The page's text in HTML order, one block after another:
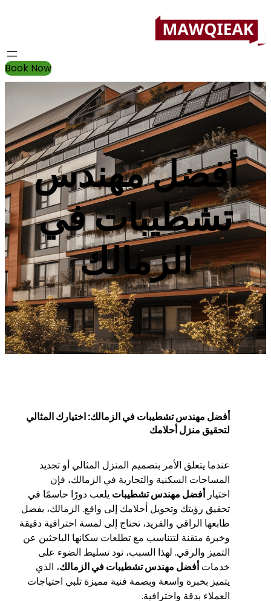
Book Now
أفضل مهندس
تشطيبات في
الزمالك
أفضل مهندس تشطيبات في الزمالك: اختيارك المثالي
لتحقيق منزل أحلامك
عندما يتعلق الأمر بتصميم المنزل المثالي أو تجديد
المساحات السكنية والتجارية في الزمالك، فإن
اختيارأفضل مهندس تشطيبات يلعب دورًا حاسمًا في
تحقيق رؤيتك وتحويل أحلامك إلى واقع. الزمالك، بفضل
طابعها الراقي والفريد، تحتاج إلى لمسة احترافية دقيقة
وخبرة متقنة لتتناسب مع تطلعات سكانها الباحثين عن
التميز والرقي. لهذا السبب، نود تسليط الضوء على
خدماتأفضل مهندس تشطيبات في الزمالك، الذي
يتميز بخبرة واسعة وبصمة فنية مميزة تلبي احتياجات
العملاء بدقة واحترافية.